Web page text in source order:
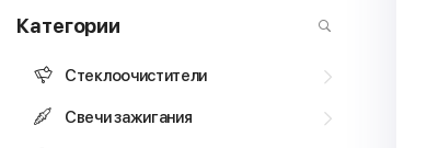
Категории
Стеклоочистители
Свечи зажигания